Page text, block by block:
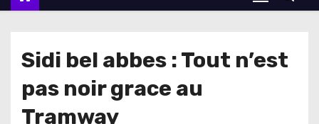
c
Sidi bel abbes : Tout n’est
pas noir grace au
Tramway